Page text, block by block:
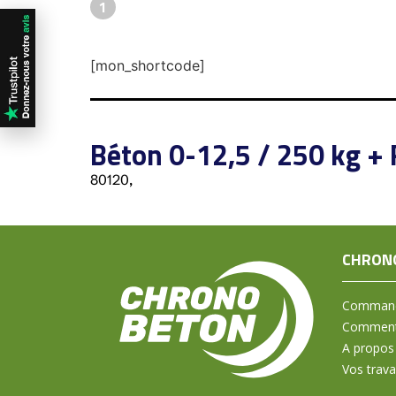
1
[mon_shortcode]
Béton 0-12,5 / 250 kg +
80120,
A propos
Vos